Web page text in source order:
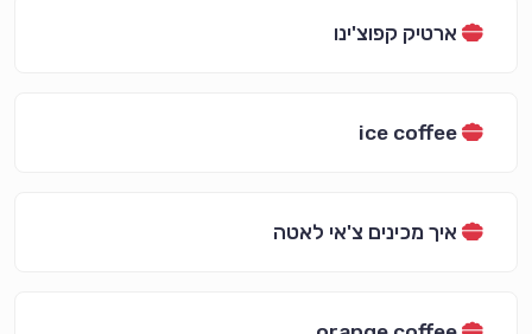
ארטיק קפוצ'ינו
איך מכינים צ'אי לאטה